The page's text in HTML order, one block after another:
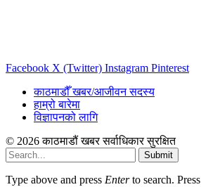
Facebook X (Twitter) Instagram Pinterest
काठमाडौँ खबर/आजीवन सदस्य
हाम्रो बारेमा
विज्ञापनको लागि
© 2026 काठमाडौं खबर सर्वाधिकार सुरक्षित
Submit
Type above and press Enterto search. Press